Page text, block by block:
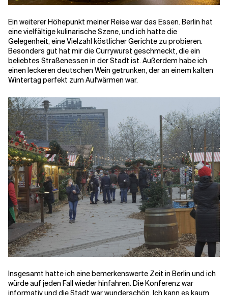
Ein weiterer Höhepunkt meiner Reise war das Essen. Berlin hat
eine vielfältige kulinarische Szene, und ich hatte die
Gelegenheit, eine Vielzahl köstlicher Gerichte zu probieren.
Besonders gut hat mir die Currywurst geschmeckt, die ein
beliebtes Straßenessen in der Stadt ist. Außerdem habe ich
einen leckeren deutschen Wein getrunken, der an einem kalten
Wintertag perfekt zum Aufwärmen war.
Insgesamt hatte ich eine bemerkenswerte Zeit in Berlin und ich
würde auf jeden Fall wieder hinfahren. Die Konferenz war
informativ und die Stadt war wunderschön. Ich kann es kaum